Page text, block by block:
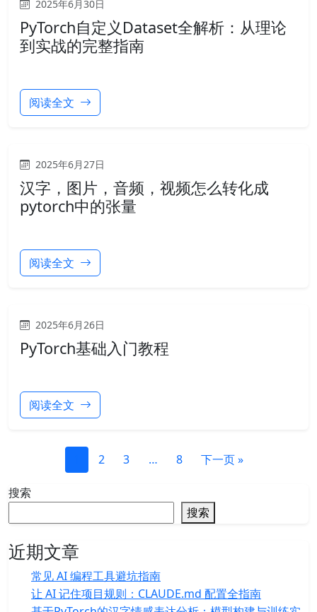
2025年6月30日
PyTorch自定义Dataset全解析：从理论
到实战的完整指南
阅读全文
2025年6月27日
汉字，图片，音频，视频怎么转化成
pytorch中的张量
阅读全文
2025年6月26日
PyTorch基础入门教程
阅读全文
2 3 … 8 下一页 »
搜索
搜索
近期文章
常见 AI 编程工具避坑指南
让 AI 记住项目规则：CLAUDE.md 配置全指南